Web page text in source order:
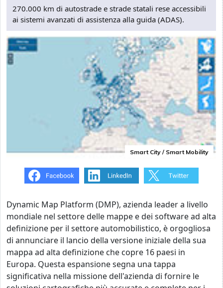
270.000 km di autostrade e strade statali rese accessibili
ai sistemi avanzati di assistenza alla guida (ADAS).
Smart City / Smart Mobility
Dynamic Map Platform (DMP), azienda leader a livello
mondiale nel settore delle mappe e dei software ad alta
definizione per il settore automobilistico, è orgogliosa
di annunciare il lancio della versione iniziale della sua
mappa ad alta definizione che copre 16 paesi in
Europa. Questa espansione segna una tappa
significativa nella missione dell'azienda di fornire le